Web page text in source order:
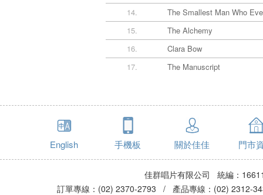
14.
The Smallest Man Who
15.
The Alchemy
16.
Clara Bow
17.
The Manuscript
English 手機板 關於佳佳 門市
佳群唱片有限公司 統編：
訂單專線：(02) 2370-2793 / 產品專線：(02)